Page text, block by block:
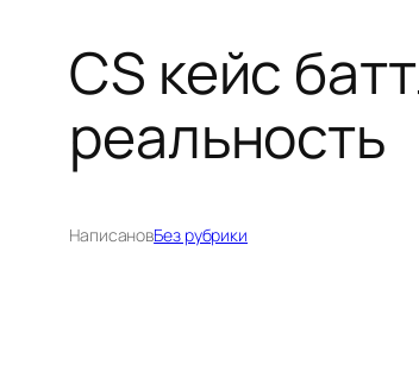
CS кейс
реальность
НаписановБез рубрики